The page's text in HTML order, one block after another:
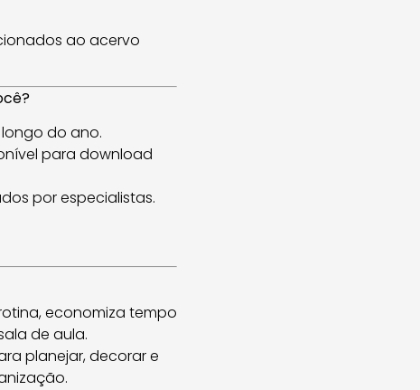
ao acervo
do ano.
para download
por especialistas.
economiza tempo
de aula.
planejar, decorar e